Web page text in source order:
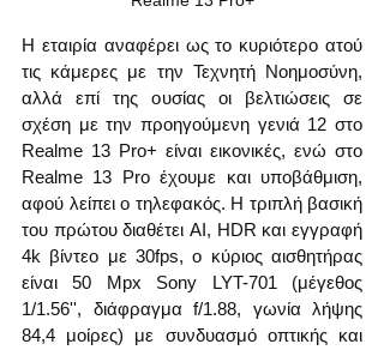
Η εταιρία αναφέρει ως το κυριότερο ατού
τις κάμερες με την Τεχνητή Νοημοσύνη,
αλλά επί της ουσίας οι βελτιώσεις σε
σχέση με την προηγούμενη γενιά 12 στο
Realme 13 Pro+ είναι εικονικές, ενώ στο
Realme 13 Pro έχουμε και υποβάθμιση,
αφού λείπει ο τηλεφακός. Η τριπλή βασική
του πρώτου διαθέτει AI, HDR και εγγραφή
4k βίντεο με 30fps, ο κύριος αισθητήρας
είναι 50 Mpx Sony LYT-701 (μέγεθος
1/1.56'', διάφραγμα f/1.88, γωνία λήψης
84,4 μοίρες) με συνδυασμό οπτικής και